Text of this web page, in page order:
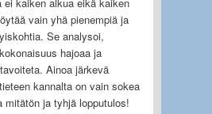
vain yhä pienempiä ja
Se analysoi,
hajoaa ja
Ainoa järkevä
kannalta on vain sokea
mitätön ja tyhjä lopputulos!